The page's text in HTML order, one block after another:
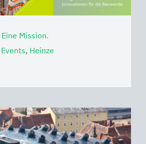
Mission.
Events, Heinze